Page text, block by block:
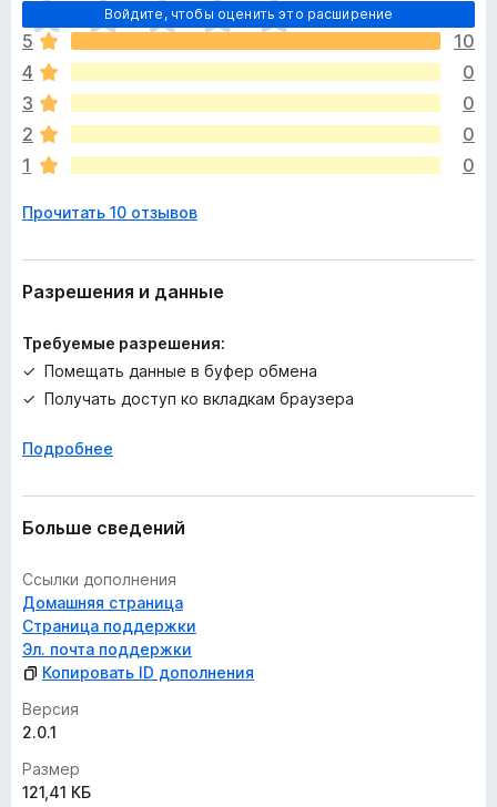
Войдите, чтобы оценить это расширение
О
ц
е
н
о
к
п
о
а
е
т
5
10
4
0
3
0
2
0
1
0
Прочитать 10 отзывов
Разрешения и данные
Требуемые разрешения:
Помещать данные в буфер обмена
Получать доступ ко вкладкам браузера
Подробнее
Больше сведений
Ссылки дополнения
Домашняя страница
Страница поддержки
Эл. почта поддержки
Копировать ID дополнения
Версия
2.0.1
Размер
121,41 КБ